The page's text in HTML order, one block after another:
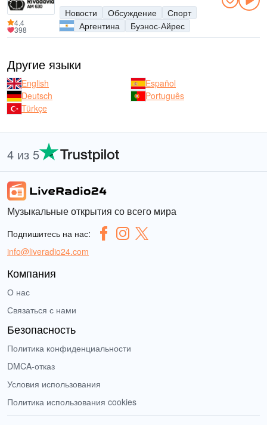
Новости
Обсуждение
Спорт
Аргентина
Буэнос-Айрес
4.4
398
Другие языки
English
Español
Deutsch
Português
Türkçe
4 из 5
Музыкальные открытия со всего мира
Подпишитесь на нас:
info@liveradio24.com
Компания
О нас
Связаться с нами
Безопасность
Политика конфиденциальности
DMCA-отказ
Условия использования
Политика использования cookies